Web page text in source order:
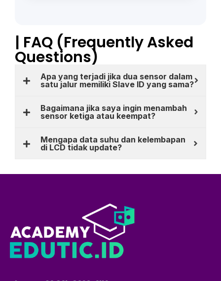
| FAQ (Frequently Asked
Questions)
Apa yang terjadi jika dua sensor dalam
satu jalur memiliki Slave ID yang sama?
Bagaimana jika saya ingin menambah
sensor ketiga atau keempat?
Mengapa data suhu dan kelembapan
di LCD tidak update?